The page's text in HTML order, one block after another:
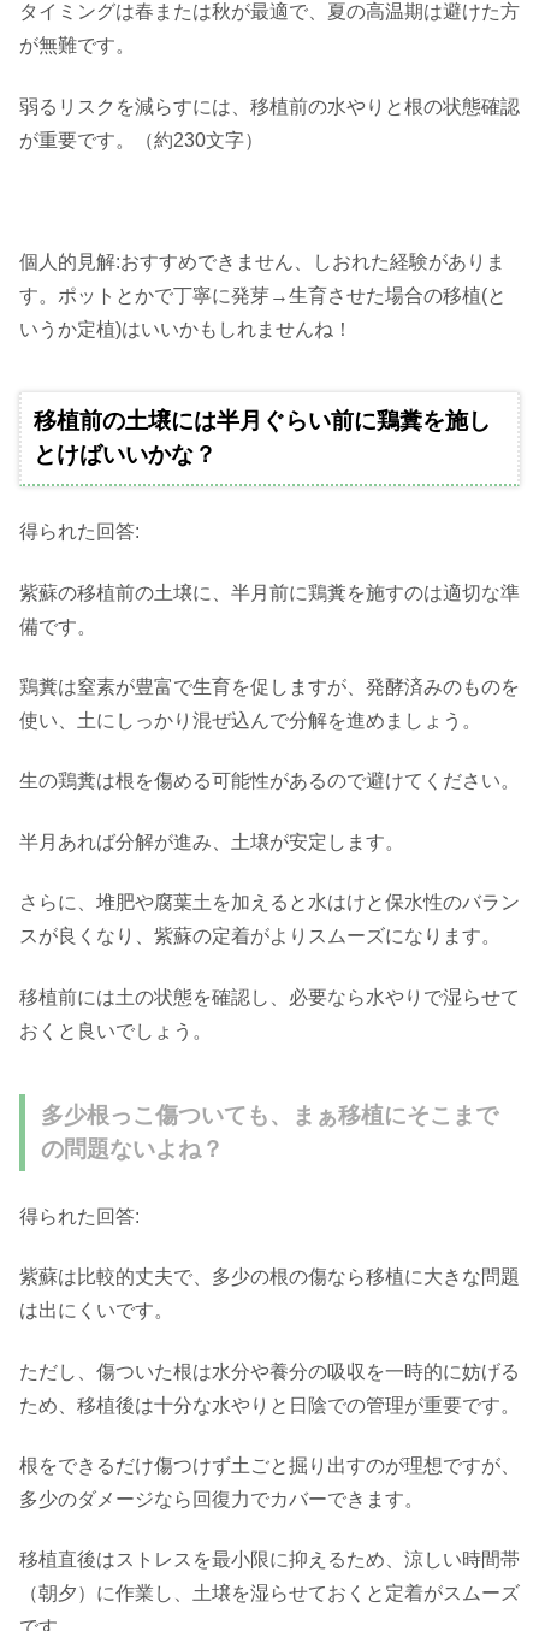
タイミングは春または秋が最適で、夏の高温期は避けた方
が無難です。
弱るリスクを減らすには、移植前の水やりと根の状態確認
が重要です。（約230文字）
個人的見解:おすすめできません、しおれた経験がありま
す。ポットとかで丁寧に発芽→生育させた場合の移植(と
いうか定植)はいいかもしれませんね！
移植前の土壌には半月ぐらい前に鶏糞を施し
とけばいいかな？
得られた回答:
紫蘇の移植前の土壌に、半月前に鶏糞を施すのは適切な準
備です。
鶏糞は窒素が豊富で生育を促しますが、発酵済みのものを
使い、土にしっかり混ぜ込んで分解を進めましょう。
生の鶏糞は根を傷める可能性があるので避けてください。
半月あれば分解が進み、土壌が安定します。
さらに、堆肥や腐葉土を加えると水はけと保水性のバラン
スが良くなり、紫蘇の定着がよりスムーズになります。
移植前には土の状態を確認し、必要なら水やりで湿らせて
おくと良いでしょう。
多少根っこ傷ついても、まぁ移植にそこまで
の問題ないよね？
得られた回答:
紫蘇は比較的丈夫で、多少の根の傷なら移植に大きな問題
は出にくいです。
ただし、傷ついた根は水分や養分の吸収を一時的に妨げる
ため、移植後は十分な水やりと日陰での管理が重要です。
根をできるだけ傷つけず土ごと掘り出すのが理想ですが、
多少のダメージなら回復力でカバーできます。
移植直後はストレスを最小限に抑えるため、涼しい時間帯
（朝夕）に作業し、土壌を湿らせておくと定着がスムーズ